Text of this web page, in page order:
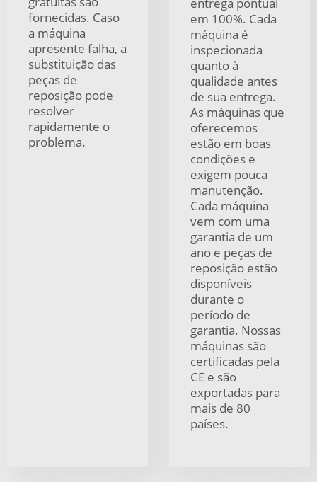
fornecidas. Caso
a máquina
apresente falha, a
substituição das
peças de
reposição pode
resolver
rapidamente o
problema.
em 100%. Cada
máquina é
inspecionada
quanto à
qualidade antes
de sua entrega.
As máquinas que
oferecemos
estão em boas
condições e
exigem pouca
manutenção.
Cada máquina
vem com uma
garantia de um
ano e peças de
reposição estão
disponíveis
durante o
período de
garantia. Nossas
máquinas são
certificadas pela
CE e são
exportadas para
mais de 80
países.